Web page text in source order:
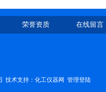
荣誉资质 在线留言
技术支持： 化工仪器网 管理登陆